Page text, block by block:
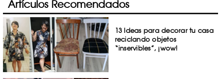
Artículos Recomendados
13 Ideas para decorar tu casa
reciclando objetos
“inservibles”, ¡wow!